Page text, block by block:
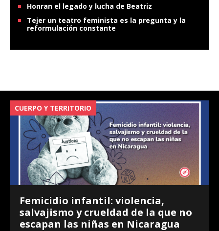
Honran el legado y lucha de Beatriz
Tejer un teatro feminista es la pregunta y la
reformulación constante
CUERPO Y TERRITORIO
Femicidio infantil: violencia,
salvajismo y crueldad de la que no
escapan las niñas en Nicaragua